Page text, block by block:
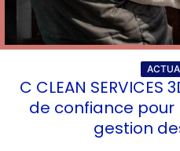
C CLEAN
de confiance
gestion